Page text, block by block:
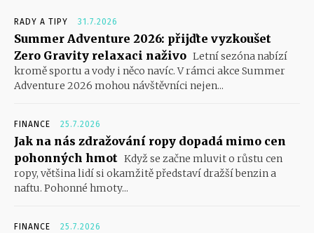
RADY A TIPY 31.7.2026
Summer Adventure 2026: přijďte vyzkoušet
Zero Gravity relaxaci naživo Letní sezóna nabízí
kromě sportu a vody i něco navíc. V rámci akce Summer
Adventure 2026 mohou návštěvníci nejen...
FINANCE 25.7.2026
Jak na nás zdražování ropy dopadá mimo cen
pohonných hmot Když se začne mluvit o růstu cen
ropy, většina lidí si okamžitě představí dražší benzin a
naftu. Pohonné hmoty...
FINANCE 25.7.2026